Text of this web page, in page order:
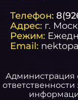
Телефон:
Адрес: г.
Режим:
Email:
Администрация